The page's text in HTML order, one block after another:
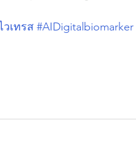
วเทรส #AIDigitalbiomarker